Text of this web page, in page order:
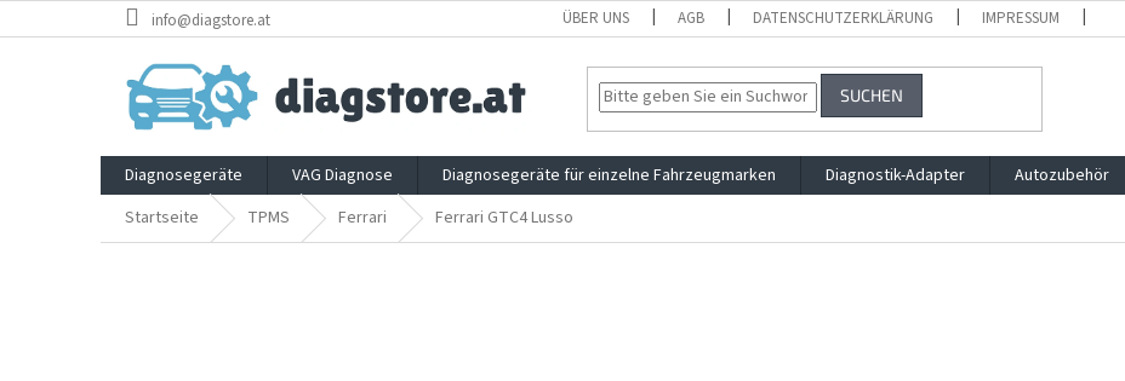
Inhalt
info@diagstore.at ÜBER UNS AGB DATENSCHUTZERKLÄRUNG IMPRESSUM
SUCHEN
Diagnosegeräte VAG Diagnose Diagnosegeräte für einzelne Fahrzeugmarken Diagnostik-Adapter Autozubehör
Startseite
TPMS Ferrari Ferrari GTC4 Lusso